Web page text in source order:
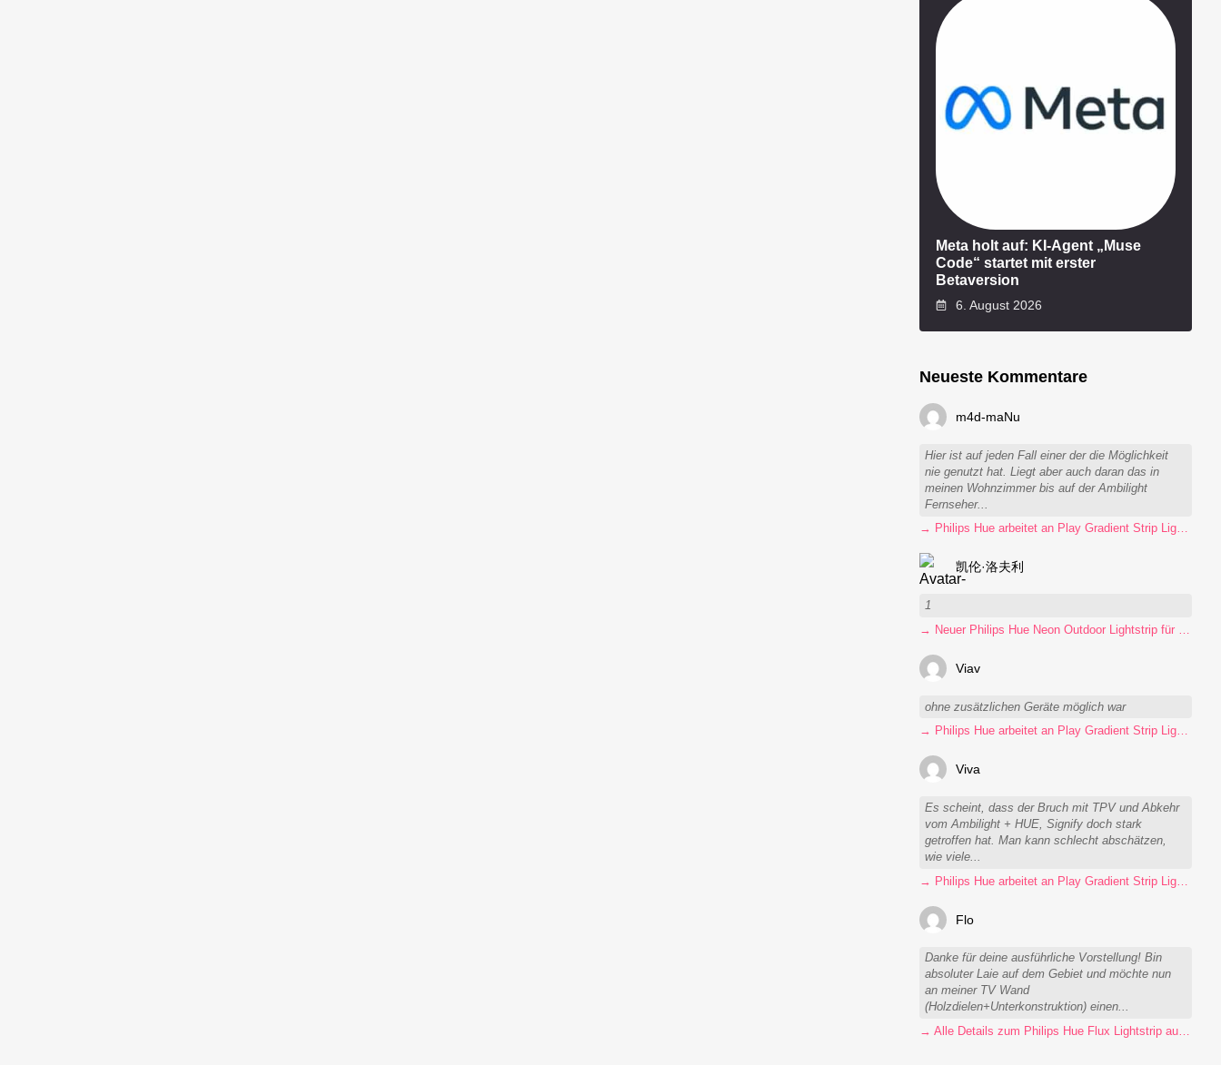
Meta holt auf: KI-Agent „Muse
Code“ startet mit erster
Betaversion
6. August 2026
Neueste Kommentare
m4d-maNu
Hier ist auf jeden Fall einer der die Möglichkeit
nie genutzt hat. Liegt aber auch daran das in
meinen Wohnzimmer bis auf der Ambilight
Fernseher...
→ Philips Hue arbeitet an Play Gradient Strip Light Pro
凯伦·洛夫利
1
→ Neuer Philips Hue Neon Outdoor Lightstrip für 130 Euro
Viav
ohne zusätzlichen Geräte möglich war
→ Philips Hue arbeitet an Play Gradient Strip Light Pro
Viva
Es scheint, dass der Bruch mit TPV und Abkehr
vom Ambilight + HUE, Signify doch stark
getroffen hat. Man kann schlecht abschätzen,
wie viele...
Flo
Danke für deine ausführliche Vorstellung! Bin
absoluter Laie auf dem Gebiet und möchte nun
an meiner TV Wand
(Holzdielen+Unterkonstruktion) einen...
→ Alle Details zum Philips Hue Flux Lightstrip auf einen Blick